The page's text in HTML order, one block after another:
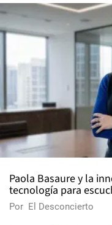
Paola Basaure y la
tecnología para
Por El Desconcierto